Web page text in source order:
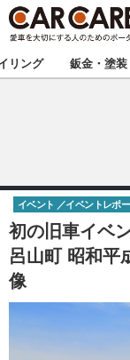
★カーケアプラス
甲信越
東海
リング 鈑金・塗装
初の旧車イベ
呂山町 昭和平
像
イベント イベントレポ